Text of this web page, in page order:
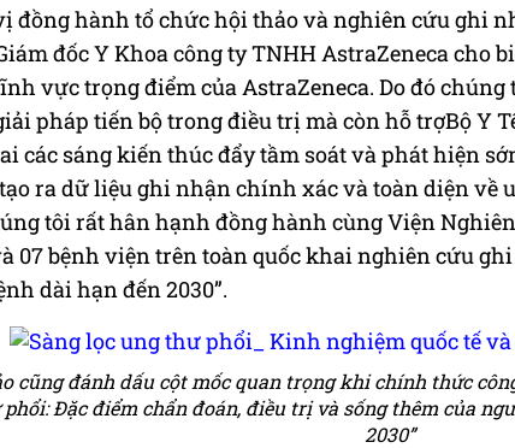
đồng hành tổ chức hội thảo và nghiên cứu ghi
đốc Y Khoa công ty TNHH AstraZeneca cho
vực trọng điểm của AstraZeneca. Do đó
pháp tiến bộ trong điều trị mà còn hỗ trợBộ Y
các sáng kiến thúc đẩy tầm soát và phát hiện
ra dữ liệu ghi nhận chính xác và toàn diện về
tôi rất hân hạnh đồng hành cùng Viện
07 bệnh viện trên toàn quốc khai nghiên cứu
dài hạn đến 2030”.
cũng đánh dấu cột mốc quan trọng khi chính thức
Đặc điểm chẩn đoán, điều trị và sống thêm của
2030”